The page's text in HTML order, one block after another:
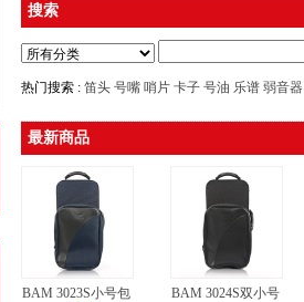
搜索
热门搜索 : 笛头 号嘴 哨片 卡子 号油 乐谱 弱音器
最新商品
BAM 3023S小号包
BAM 3024S双小号